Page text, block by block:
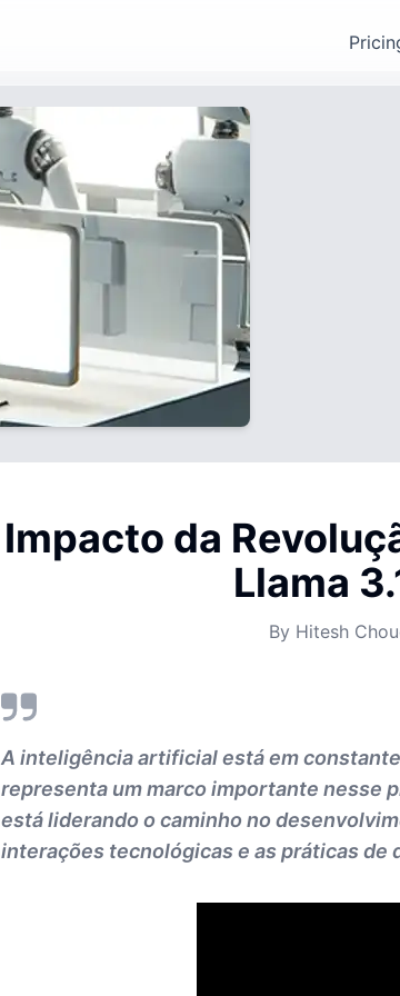
Impacto da
Llama
By Hitesh
A inteligência artificial está em constante
representa um marco importante nesse
está liderando o caminho no
interações tecnológicas e as práticas de